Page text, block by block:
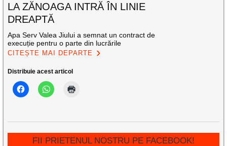
LA ZĂNOAGA INTRĂ ÎN LINIE
DREAPTĂ
Apa Serv Valea Jiului a semnat un contract de
execuție pentru o parte din lucrările
CITEȘTE MAI DEPARTE
Distribuie acest articol
FII PRIETENUL NOSTRU PE FACEBOOK!